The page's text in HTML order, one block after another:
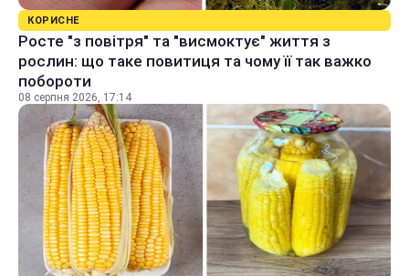
КОРИСНЕ
Росте "з повітря" та "висмоктує" життя з
рослин: що таке повитиця та чому її так важко
побороти
08 серпня 2026, 17:14